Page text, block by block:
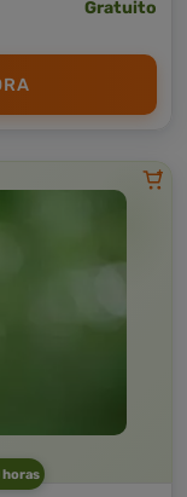
Gratuito
horas